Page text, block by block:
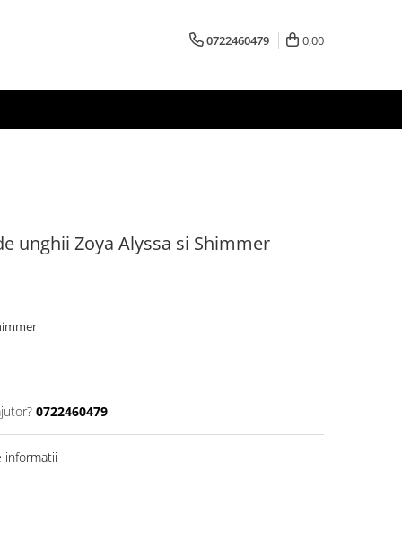
0722460479 0,00
unghii Zoya Alyssa si Shimmer
0722460479
informatii